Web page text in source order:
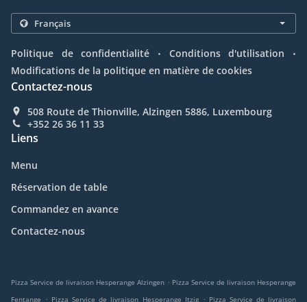
Politique de confidentialité . Conditions d'utilisation .
Modifications de la politique en matière de cookies
Contactez-nous
508 Route de Thionville, Alzingen 5886, Luxembourg
+352 26 36 11 33
Liens
Menu
Réservation de table
Commandez en avance
Contactez-nous
Pizza Service de livraison Hesperange Alzingen . Pizza Service de livraison Hesperange
Fentange
. Pizza Service de livraison Hesperange Itzig . Pizza Service de livraison